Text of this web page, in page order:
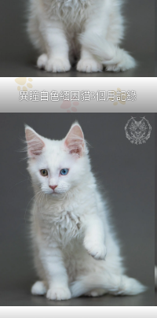
異瞳白色緬因貓3個月記錄